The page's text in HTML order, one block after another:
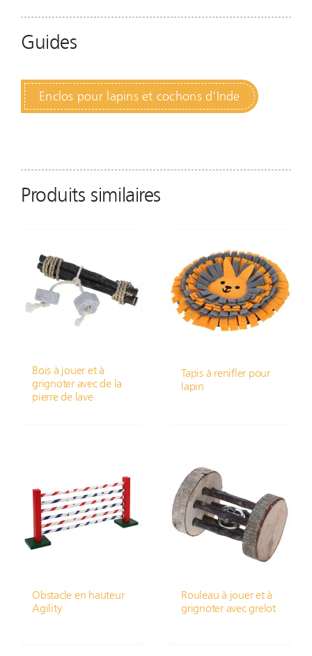
Guides
Enclos pour lapins et cochons d'Inde
Produits similaires
Bois à jouer et à
grignoter avec de la
pierre de lave
Tapis à renifler pour
lapin
Obstacle en hauteur
Agility
Rouleau à jouer et à
grignoter avec grelot